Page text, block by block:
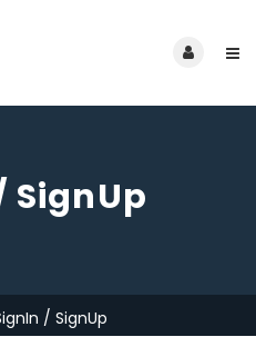
SignUp
/ SignUp